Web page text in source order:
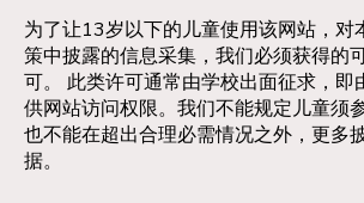
为了让13岁以下的儿童使用该网站，对
策中披露的信息采集，我们必须获得的
可。 此类许可通常由学校出面征求，即
供网站访问权限。我们不能规定儿童须
也不能在超出合理必需情况之外，更多
据。